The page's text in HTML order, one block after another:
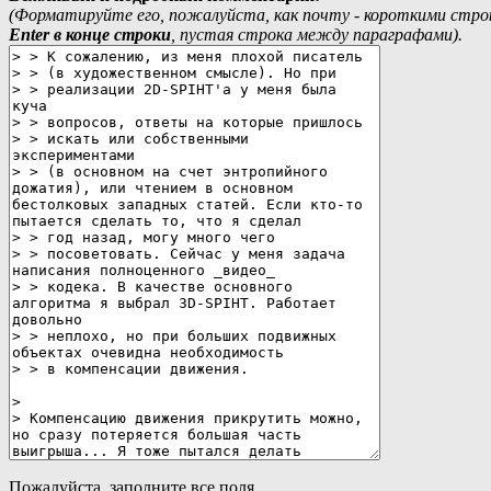
(Форматируйте его, пожалуйста, как почту - короткими
Еnter в конце строки , пустая строка между параграфами).
Пожалуйста, заполните все поля.